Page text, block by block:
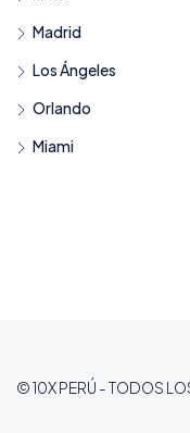
Madrid
Los Ángeles
Orlando
Miami
© 10X PERÚ - TODOS